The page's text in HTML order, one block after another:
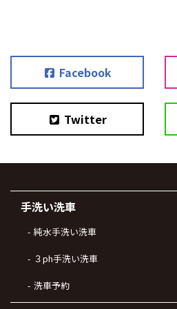
Facebook
Twitter
手洗い洗車
純水手洗い洗車
３ph手洗い洗車
洗車予約